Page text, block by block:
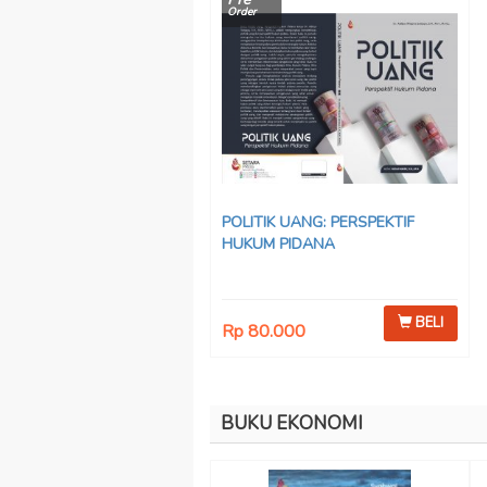
Order
POLITIK UANG: PERSPEKTIF
HUKUM PIDANA
Rp 80.000 BELI
BUKU EKONOMI